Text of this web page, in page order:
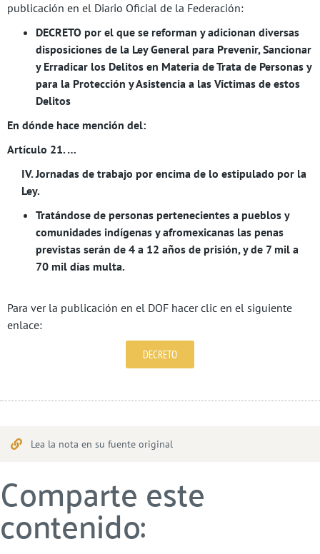
publicación en el Diario Oficial de la Federación:
DECRETO por el que se reforman y adicionan diversas
disposiciones de la Ley General para Prevenir, Sancionar
y Erradicar los Delitos en Materia de Trata de Personas y
para la Protección y Asistencia a las Víctimas de estos
Delitos
En dónde hace mención del:
Artículo 21. …
IV. Jornadas de trabajo por encima de lo estipulado por la
Ley.
Tratándose de personas pertenecientes a pueblos y
comunidades indígenas y afromexicanas las penas
previstas serán de 4 a 12 años de prisión, y de 7 mil a
70 mil días multa.
Para ver la publicación en el DOF hacer clic en el siguiente
enlace:
DECRETO
Lea la nota en su fuente original
Comparte este
contenido: